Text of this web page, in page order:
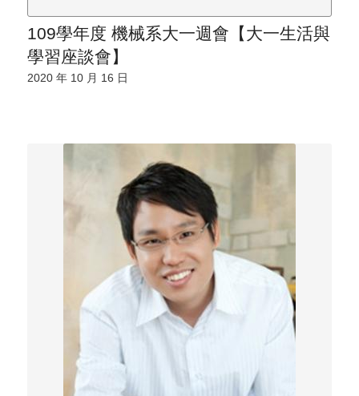
109學年度 機械系大一週會【大一生活與
學習座談會】
2020 年 10 月 16 日